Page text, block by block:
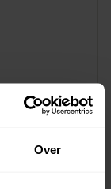
Over
74%